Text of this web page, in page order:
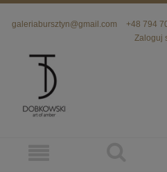
galeriabursztyn@gmail.com +48 794
Zaloguj